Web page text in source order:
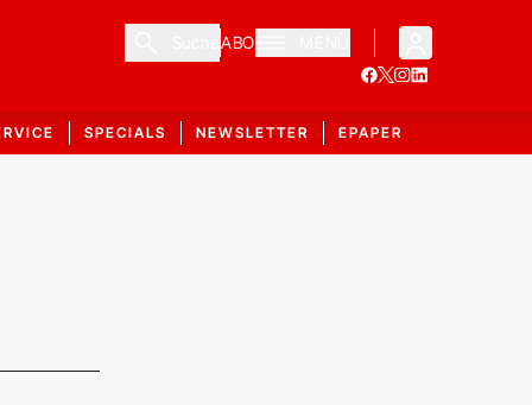
ABO
SPECIALS NEWSLETTER EPAPER